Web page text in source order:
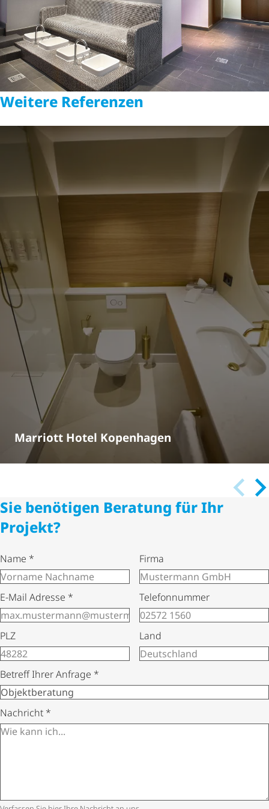
Weitere Referenzen
Marriott Hotel Kopenhagen
Sie benötigen Beratung für Ihr
Projekt?
Name * Firma
E-Mail Adresse * Telefonnummer
PLZ Land
Betreff Ihrer Anfrage *
Nachricht *